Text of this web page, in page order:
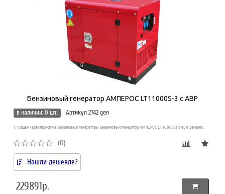
Бензиновый генератор АМПЕРОС LT11000S-3 с АВР
в наличии: 0 шт.
Артикул 2742 gen
1. Общая характеристика Бензиновые генераторы Бензиновый генератор АМПЕРОС LT11000S-3 с АВР. Бензино..
(0)
Нашли дешевле?
229891р.